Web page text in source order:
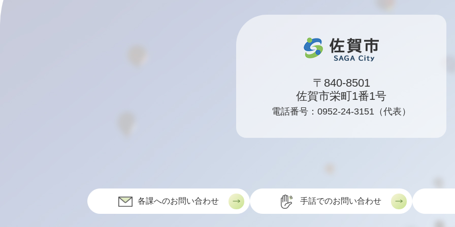
〒840-8501
佐賀市栄町1番1号
電話番号：0952-24-3151（代表）
各課へのお問い合わせ 手話でのお問い合わせ